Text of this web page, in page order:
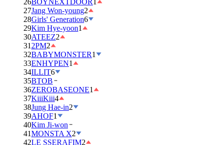
26BOYNEXTDOOR1
27Jang Won-young2
28Girls' Generation6
29Kim Hye-yoon1
30ATEEZ2
31 2PM2
32BABYMONSTER1
33ENHYPEN1
34ILLIT6
35BTOB
36ZEROBASEONE1
37KiiiKiii4
38Jung Hae-in2
39AHOF1
40Kim Ji-won
41MONSTA X2
42LE SSERAFIM2